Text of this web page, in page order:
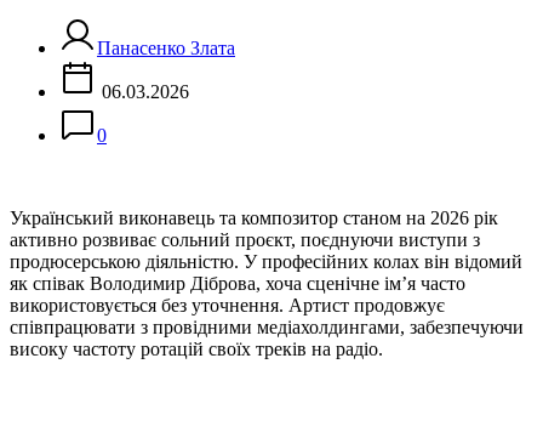
Панасенко Злата
06.03.2026
0
Український виконавець та композитор станом на 2026 рік
активно розвиває сольний проєкт, поєднуючи виступи з
продюсерською діяльністю. У професійних колах він відомий
як співак Володимир Діброва, хоча сценічне ім’я часто
використовується без уточнення. Артист продовжує
співпрацювати з провідними медіахолдингами, забезпечуючи
високу частоту ротацій своїх треків на радіо.